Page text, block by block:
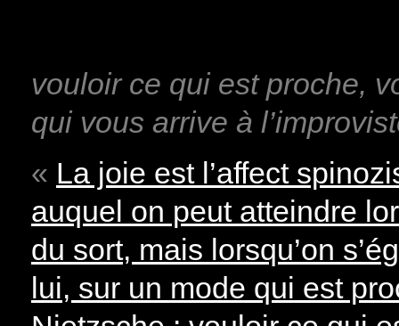
vouloir ce qui est proche,
qui vous arrive à
« La joie est l’affect
auquel on peut atteindre
du sort, mais lorsqu’on
lui, sur un mode qui est